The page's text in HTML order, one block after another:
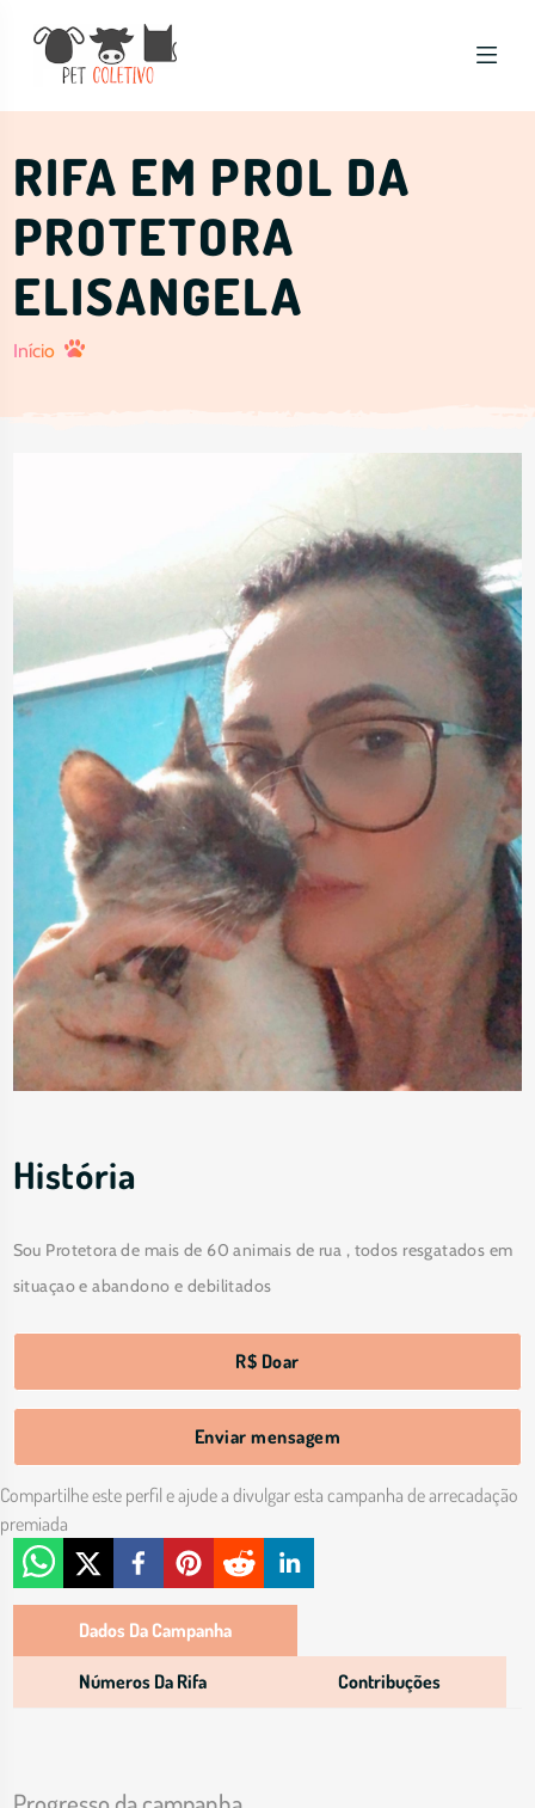
RIFA EM PROL DA
PROTETORA
ELISANGELA
Início
História
Sou Protetora de mais de 60 animais de rua , todos resgatados em
situaçao e abandono e debilitados
R$ Doar
Enviar mensagem
Compartilhe este perfil e ajude a divulgar esta campanha de arrecadação
premiada
Dados Da Campanha
Números Da Rifa Contribuções